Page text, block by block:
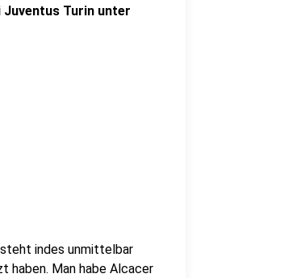
Turin unter
indes unmittelbar
haben. Man habe Alcacer